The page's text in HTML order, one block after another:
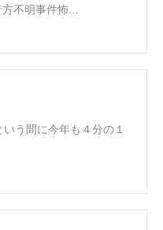
不明事件怖...
う間に今年も４分の１